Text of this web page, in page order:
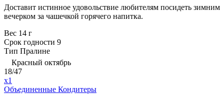
Доставит истинное удовольствие любителям посидеть зимним
вечерком за чашечкой горячего напитка.
Вес 14 г
Срок годности 9
Тип Пралине
Красный октябрь
18/47
x1
Объединенные Кондитеры